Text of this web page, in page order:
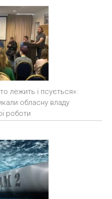
лежить і псується»:
обласну владу
роботи